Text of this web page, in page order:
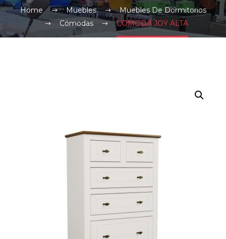
Home Muebles
Muebles De Dormitorios
Cómodas
COMODA JOY ALTA